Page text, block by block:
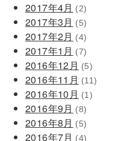
2017年4月 (2)
2017年3月 (5)
2017年2月 (4)
2017年1月 (7)
2016年12月 (5)
2016年11月 (11)
2016年10月 (1)
2016年9月 (8)
2016年8月 (5)
2016年7月 (4)